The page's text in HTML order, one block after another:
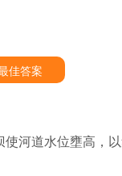
佳答案
使河道水位壅高，